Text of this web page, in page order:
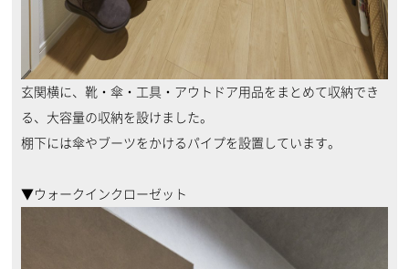
玄関横に、靴・傘・工具・アウトドア用品をまとめて収納でき
る、大容量の収納を設けました。
棚下には傘やブーツをかけるパイプを設置しています。
▼ウォークインクローゼット